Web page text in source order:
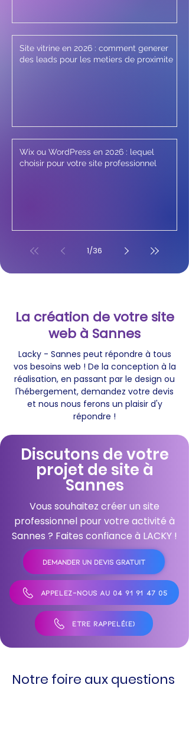
Site vitrine en 2026 : comment generer
des leads pour les metiers de proximite
Wix ou WordPress en 2026 : lequel
choisir pour votre site professionnel
1/36
La création de votre site
web à Sannes
Lacky - Sannes peut répondre à tous
vos besoins web ! De la conception à la
réalisation, en passant par le design ou
l'hébergement, demandez votre devis
et nous nous ferons un plaisir d'y
répondre !
Discutons de votre
projet de site à
Sannes
Vous souhaitez créer un site
professionnel pour votre activité à
Sannes ? Faites confiance à LACKY !
DEMANDER UN DEVIS GRATUIT
APPELEZ-NOUS AU 04 91 91 47 05
ÊTRE RAPPELÉ(E)
Notre foire aux questions